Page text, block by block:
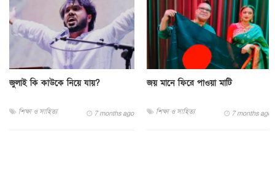
জুলাই কি কাউকে নিয়ে যায়?
শিক্ষা ও সাহিত্য 7 months ago
জয় মানে ফিরে পাওয়া মাটি
শিক্ষা ও সাহিত্য 7 months ago